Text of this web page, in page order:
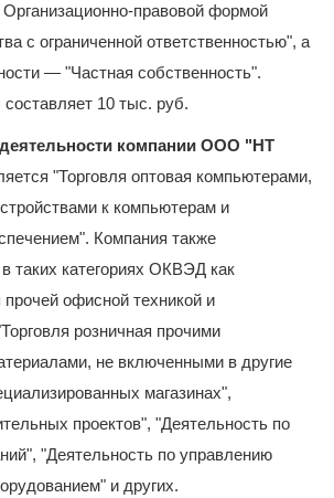
правовой формой
с ограниченной ответственностью", а
— "Частная собственность".
10 тыс. руб.
деятельности компании ООО "НТ
"Торговля оптовая компьютерами,
к компьютерам и
Компания также
в таких категориях ОКВЭД как
прочей офисной техникой и
розничная прочими
не включенными в другие
магазинах",
проектов", "Деятельность по
"Деятельность по управлению
и других.